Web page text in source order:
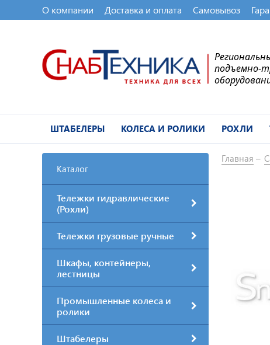
О компании Доставка и оплата Самовывоз
подъемно-
ШТАБЕЛЕРЫ КОЛЕСА И РОЛИКИ РОХЛИ
Каталог
Тележки гидравлические
(Рохли)
Тележки грузовые ручные
Шкафы, контейнеры,
лестницы
Промышленные колеса и
ролики
Штабелеры
Главная